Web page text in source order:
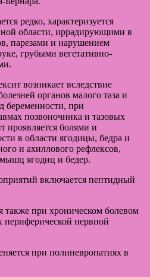
редко, характеризуется
области, иррадирующими в
парезами и нарушением
грубыми вегетативно-
возникает вследствие
органов малого таза и
беременности, при
позвоночника и тазовых
проявляется болями и
в области ягодицы, бедра и
и ахиллового рефлексов,
ягодиц и бедер.
включается пептидный
при хроническом болевом
периферической нервной
при полиневропатиях в